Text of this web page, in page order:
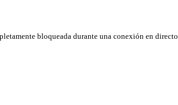
bloqueada durante una conexión en directo